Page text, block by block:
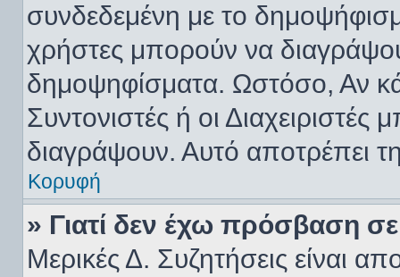
συνδεδεμένη με το
χρήστες μπορούν να
δημοψηφίσματα. Ωστόσο, Αν
Συντονιστές ή οι
διαγράψουν. Αυτό αποτρέπει
Κορυφή
» Γιατί δεν έχω πρόσβαση
Μερικές Δ. Συζητήσεις είναι